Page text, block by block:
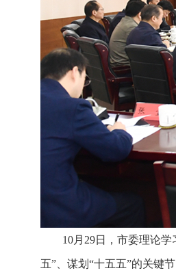
10月29日，市委理论
五”、谋划“十五五”的关键